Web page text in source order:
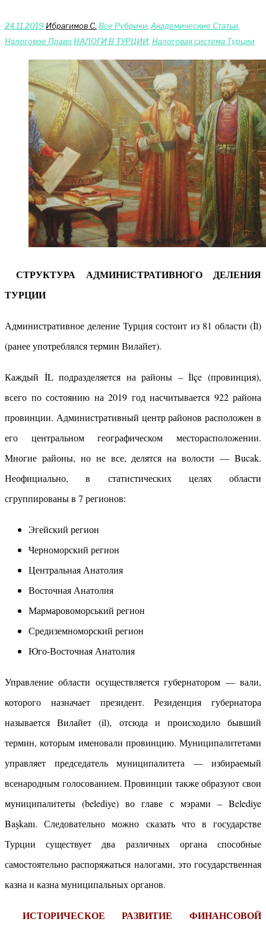
24.11.2019 Ибрагимов С. Bce Pyбрики Академические Статьи
Налоговое Право НАЛОГИ В ТУРЦИИ Налоговая система Турции
СТРУКТУРА АДМИНИСТРАТИВНОГО ДЕЛЕНИЯ
ТУРЦИИ
Административное деление Турция состоит из 81 области (İl)
(ранее употреблялся термин Вилайет).
Каждый İL подразделяется на районы – İlçe (провинция),
всего по состоянию на 2019 год насчитывается 922 района
провинции. Административный центр районов расположен в
его центральном географическом месторасположении.
Многие районы, но не все, делятся на волости — Bucak.
Неофициально, в статистических целях области
сгруппированы в 7 регионов:
Эгейский регион
Черноморский регион
Центральная Анатолия
Восточная Анатолия
Мармаровоморський регион
Средиземноморский регион
Юго-Восточная Анатолия
Управление области осуществляется губернатором — вали,
которого назначает президент. Резиденция губернатора
называется Вилайет (il), отсюда и происходило бывший
термин, которым именовали провинцию. Муниципалитетами
управляет председатель муниципалитета — избираемый
всенародным голосованием. Провинции также образуют свои
муниципалитеты (belediye) во главе с мэрами – Belediye
Başkanı. Следовательно можно сказать что в государстве
Турции существует два различных органа способные
самостоятельно распоряжаться налогами, это государственная
казна и казна муниципальных органов.
ИСТОРИЧЕСКОЕ РАЗВИТИЕ ФИНАНСОВОЙ